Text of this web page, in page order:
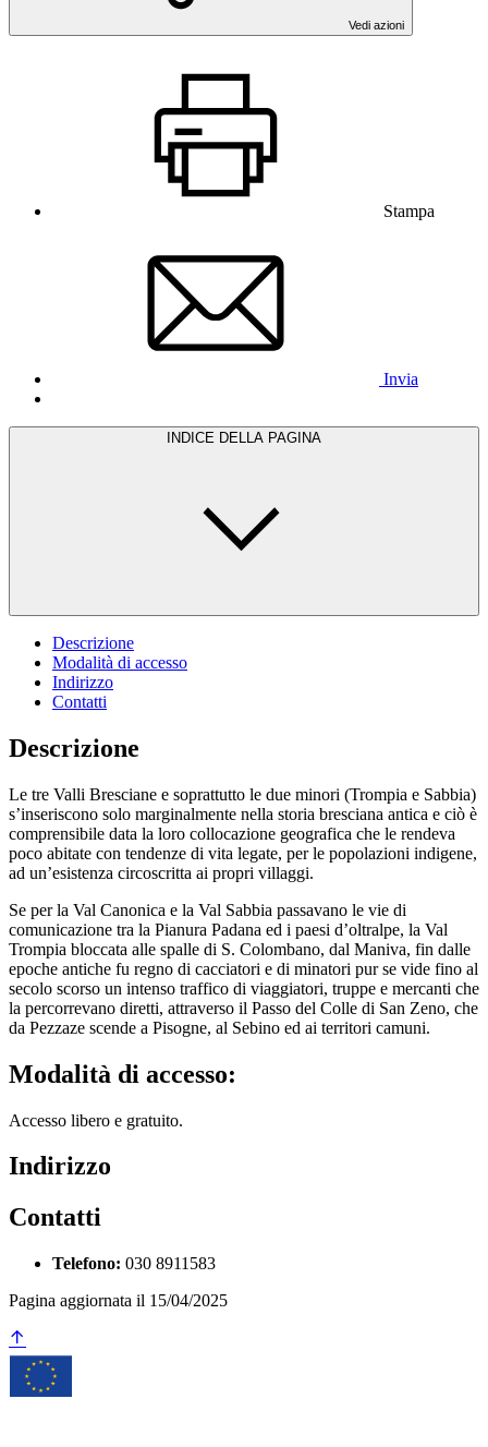
Vedi azioni
Stampa
Invia
INDICE DELLA PAGINA
Descrizione
Modalità di accesso
Indirizzo
Contatti
Descrizione
Le tre Valli Bresciane e soprattutto le due minori (Trompia e Sabbia)
s’inseriscono solo marginalmente nella storia bresciana antica e ciò è
comprensibile data la loro collocazione geografica che le rendeva
poco abitate con tendenze di vita legate, per le popolazioni indigene,
ad un’esistenza circoscritta ai propri villaggi.
Se per la Val Canonica e la Val Sabbia passavano le vie di
comunicazione tra la Pianura Padana ed i paesi d’oltralpe, la Val
Trompia bloccata alle spalle di S. Colombano, dal Maniva, fin dalle
epoche antiche fu regno di cacciatori e di minatori pur se vide fino al
secolo scorso un intenso traffico di viaggiatori, truppe e mercanti che
la percorrevano diretti, attraverso il Passo del Colle di San Zeno, che
da Pezzaze scende a Pisogne, al Sebino ed ai territori camuni.
Modalità di accesso:
Accesso libero e gratuito.
Indirizzo
Contatti
Telefono: 030 8911583
Pagina aggiornata il 15/04/2025